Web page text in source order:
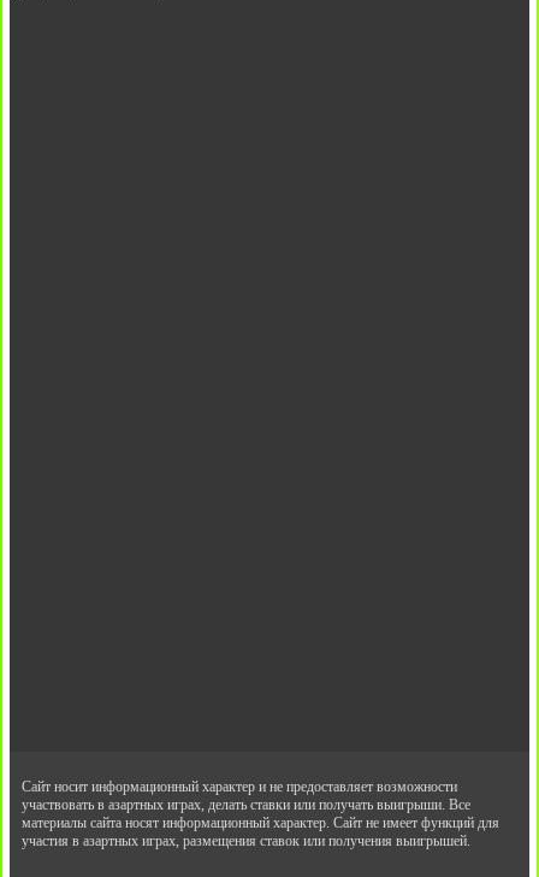
Сайт носит информационный характер и не предоставляет возможности
участвовать в азартных играх, делать ставки или получать выигрыши. Все
материалы сайта носят информационный характер. Сайт не имеет функций для
участия в азартных играх, размещения ставок или получения выигрышей.